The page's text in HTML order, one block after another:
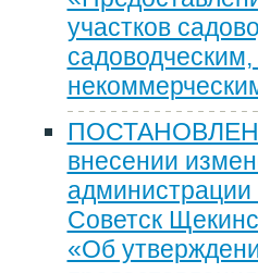
участков
внесении
администрации
Советск
«Об